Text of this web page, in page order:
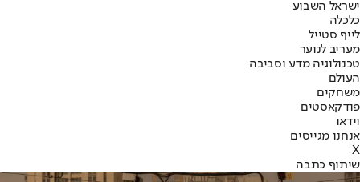
ישראל השבוע
כלכלה
לייף סטייל
מעריב לנוער
טכנולוגיה מדע וסביבה
העולם
משחקים
פודקאסטים
וידאו
אנחנו מגייסים
X
שיתוף כתבה